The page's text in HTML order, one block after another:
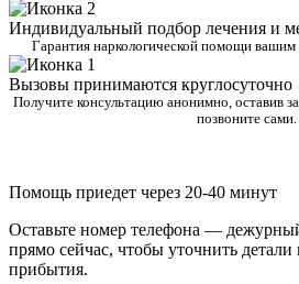
Индивидуальный подбор лечения и
Гарантия наркологической помощи вашим
Вызовы принимаются круглосуточно
Получите консультацию анонимно, оставив
позвоните сами.
Помощь приедет через 20-40 минут
Оставьте номер телефона —
прямо сейчас, чтобы уточнить детали
прибытия.